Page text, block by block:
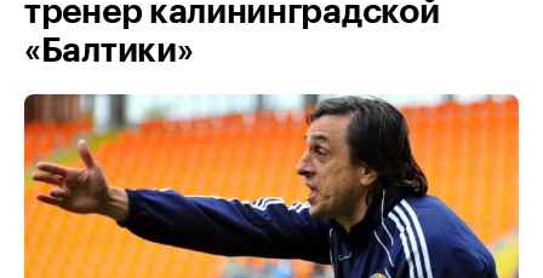
тренер калининградской
«Балтики»